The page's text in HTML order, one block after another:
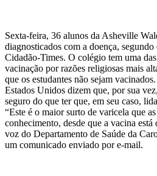
Sexta-feira, 36 alunos da Asheville
diagnosticados com a doença,
Cidadão-Times. O colégio tem uma
vacinação por razões religiosas mais
que os estudantes não sejam
Estados Unidos dizem que, por sua
seguro do que ter que, em seu caso,
“Este é o maior surto de varicela que
conhecimento, desde que a vacina
voz do Departamento de Saúde da
um comunicado enviado por e-mail.